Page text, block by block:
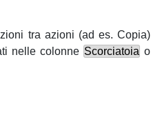
tra azioni (ad es. Copia)
nelle colonne Scorciatoia o